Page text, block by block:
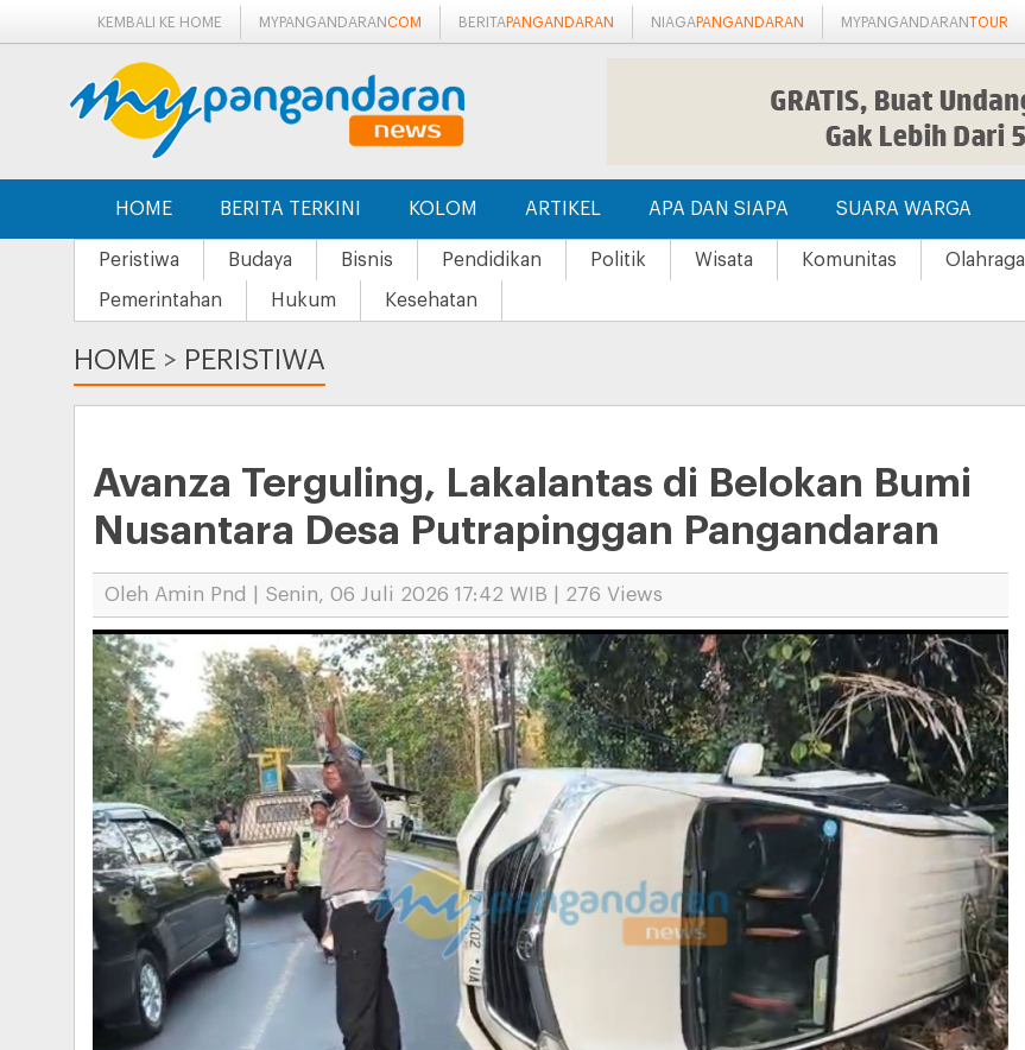
KEMBALI KE HOME MYPANGANDARANCOM BERITA PANGANDARAN NIAGA PANGANDARAN MYPANGANDARANTOUR
HOME BERITA TERKINI KOLOM ARTIKEL APA DAN SIAPA SUARA WARGA
Peristiwa Budaya Bisnis Pendidikan Politik Wisata Komunitas Olahraga
Pemerintahan Hukum Kesehatan
HOME > PERISTIWA
Avanza Terguling, Lakalantas di Belokan Bumi
Nusantara Desa Putrapinggan Pangandaran
Oleh Amin Pnd | Senin, 06 Juli 2026 17:42 WIB | 276 Views